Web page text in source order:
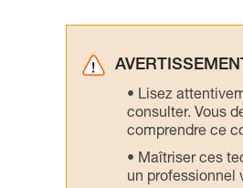
Lisez
consulter. Vous
comprendre ce
Maîtriser ces
un professionnel